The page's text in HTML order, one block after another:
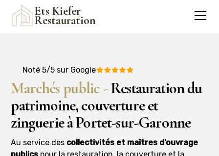
Ets Kiefer
Restauration
Noté 5/5 sur Google
Marchés public -Restauration du
patrimoine, couverture et
zinguerie à Portet-sur-Garonne
Au service des collectivités et maîtres d’ouvrage